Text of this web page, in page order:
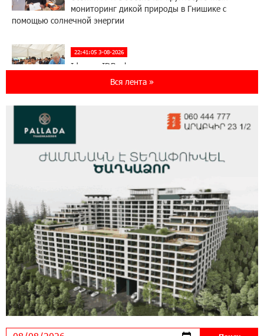
мониторинг дикой природы в Гнишике с
помощью солнечной энергии
22:41:05 3-08-2026
Idram и IDBank - рядом со стартапами на
Seaside Startup Summit
В мобильном приложении Юнибанка теперь
imID
«Бесплатные бонусы в играх»: IDBank
предупреждает о кибератаках на школьников
11:21:15 31-07-2026
ЕАЭС со временем будет расширяться. Когда-
нибудь это поймёт и рядовой армянин, но
будет уже поздно
11:03:52 31-07-2026
Если Израиль использует тему Геноцида
армян против Эрдогана, то что для него
Вся лента »